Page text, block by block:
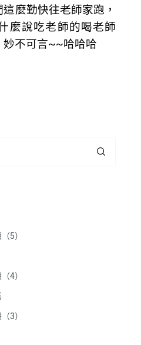
麼勤快往老師家跑，
麼說吃老師的喝老師
妙不可言~~哈哈哈
5）
4）
3）